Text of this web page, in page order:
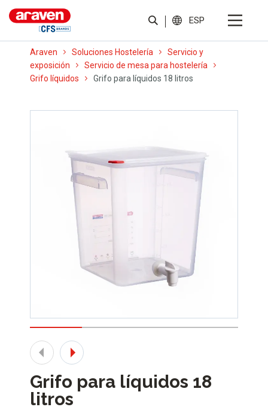
ESP
Araven Soluciones Hostelería
Servicio y
exposición
Servicio de mesa para hostelería
Grifo líquidos
Grifo para líquidos 18 litros
Grifo para líquidos 18
litros